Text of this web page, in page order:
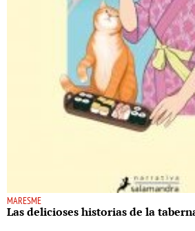
MARESME
Las delicioses historias de la